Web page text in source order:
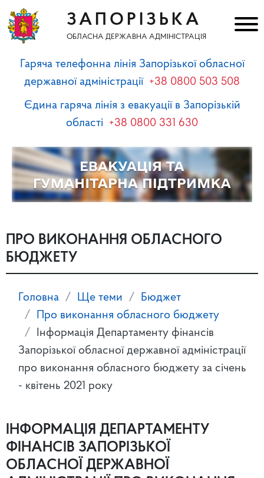
ЗАПОРІЗЬКА
ОБЛАСНА ДЕРЖАВНА АДМІНІСТРАЦІЯ
Гаряча телефонна лінія Запорізької обласної
державної адміністрації +38 0800 503 508
Єдина гаряча лінія з евакуації в Запорізькій
області +38 0800 331 630
ПРО ВИКОНАННЯ ОБЛАСНОГО
БЮДЖЕТУ
Головна Ще теми
Бюджет
Про виконання обласного бюджету
Інформація Департаменту фінансів
Запорізької обласної державної адміністрації
про виконання обласного бюджету за січень
- квітень 2021 року
ІНФОРМАЦІЯ ДЕПАРТАМЕНТУ
ФІНАНСІВ ЗАПОРІЗЬКОЇ
ОБЛАСНОЇ ДЕРЖАВНОЇ